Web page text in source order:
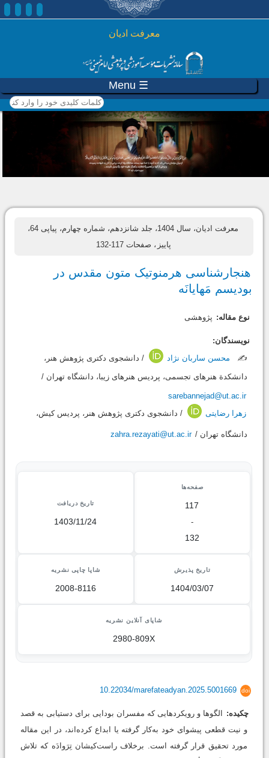
رفتن به محتوای اصلی
معرفت ادیان
☰ Menu
کلمات کلیدی خود را وارد
کنید
معرفت ادیان، سال 1404، جلد شانزدهم، شماره چهارم، پیاپی 64،
پاییز ، صفحات 117-132
هنجارشناسی هرمنوتیک متون مقدس در
بودیسم مَهایانَه
نوع مقاله: پژوهشی
نویسندگان:
✍️
محسن ساربان نژاد / دانشجوی دکتری پژوهش هنر،
دانشکدة هنرهای تجسمی، پردیس هنرهای زیبا، دانشگاه تهران /
sarebannejad@ut.ac.ir
زهرا رضایتی
/ دانشجوی دکتری پژوهش هنر، پردیس کیش،
دانشگاه تهران / zahra.rezayati@ut.ac.ir
صفحه‌ها
117
-
132
تاریخ دریافت
1403/11/24
تاریخ پذیرش
1404/03/07
شاپا چاپی نشریه
2008-8116
شاپای آنلاین نشریه
2980-809X
doi
10.22034/marefateadyan.2025.5001669
چکیده:
الگوها و رویکردهایی که مفسران بودایی برای دستیابی به قصد
و نیت قطعی پیشوای خود به‌کار گرفته یا ابداع کرده‌اند، در این مقاله
مورد تحقیق قرار گرفته است. برخلاف راست‌کیشان تِرَوادَه که تلاش